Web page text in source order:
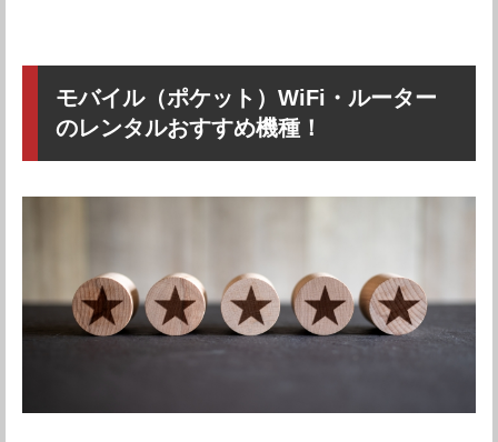
モバイル（ポケット）WiFi・ルーター
のレンタルおすすめ機種！